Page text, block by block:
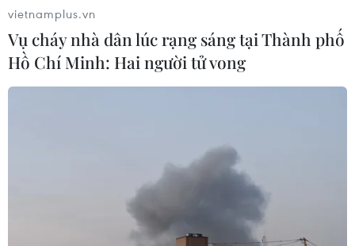
Nga sẵn sàng tạo điều kiện thuận lợi cho
vietnamplus.vn
Vụ cháy nhà dân lúc rạng sáng tại Thành phố
Hồ Chí Minh: Hai người tử vong